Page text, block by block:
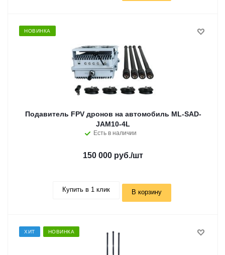
НОВИНКА
Подавитель FPV дронов на автомобиль ML-SAD-
JAM10-4L
Есть в наличии
150 000 руб./шт
Купить в 1 клик В корзину
ХИТ НОВИНКА